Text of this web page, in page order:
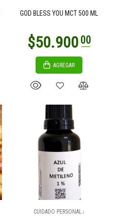
GOD BLESS YOU MCT 500 ML
AGREGAR
CUIDADO PERSONAL↓